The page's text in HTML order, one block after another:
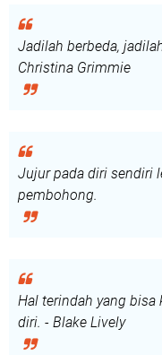
Jadilah berbeda,
Christina Grimmie
Jujur pada diri sendiri
pembohong.
Hal terindah yang bisa
diri. - Blake Lively